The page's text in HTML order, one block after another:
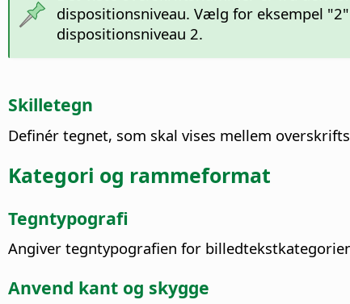
dispositionsniveau. Vælg for eksempel
dispositionsniveau 2.
Skilletegn
Definér tegnet, som skal vises mellem
Kategori og rammeformat
Tegntypografi
Angiver tegntypografien for
Anvend kant og skygge